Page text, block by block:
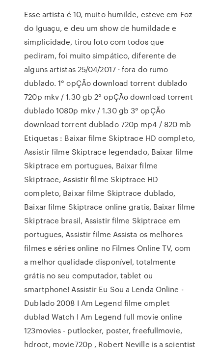
Esse artista é 10, muito humilde, esteve em Foz
do Iguaçu, e deu um show de humildade e
simplicidade, tirou foto com todos que
pediram, foi muito simpático, diferente de
alguns artistas 25/04/2017 · fora do rumo
dublado. 1° opÇÃo download torrent dublado
720p mkv / 1.30 gb 2° opÇÃo download torrent
dublado 1080p mkv / 1.30 gb 3° opÇÃo
download torrent dublado 720p mp4 / 820 mb
Etiquetas : Baixar filme Skiptrace HD completo,
Assistir filme Skiptrace legendado, Baixar filme
Skiptrace em portugues, Baixar filme
Skiptrace, Assistir filme Skiptrace HD
completo, Baixar filme Skiptrace dublado,
Baixar filme Skiptrace online gratis, Baixar filme
Skiptrace brasil, Assistir filme Skiptrace em
portugues, Assistir filme Assista os melhores
filmes e séries online no Filmes Online TV, com
a melhor qualidade disponível, totalmente
grátis no seu computador, tablet ou
smartphone! Assistir Eu Sou a Lenda Online -
Dublado 2008 I Am Legend filme cmplet
dublad Watch I Am Legend full movie online
123movies - putlocker, poster, freefullmovie,
hdroot, movie720p , Robert Neville is a scientist